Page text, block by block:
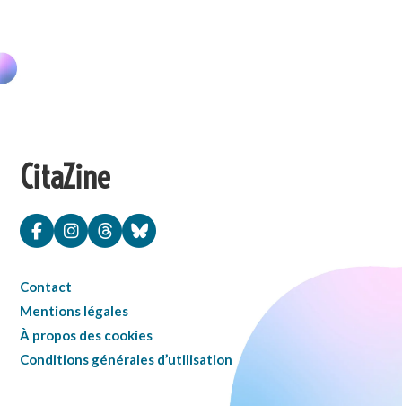
CitaZine
Contact
Mentions légales
À propos des cookies
Conditions générales d’utilisation